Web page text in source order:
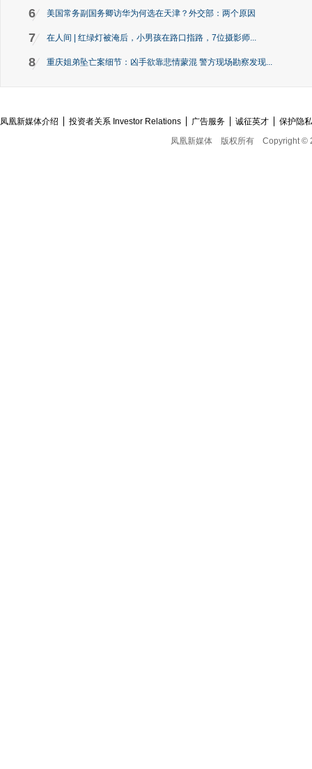
6 美国常务副国务卿访华为何选在天津？外交部：两个原因
7 在人间 | 红绿灯被淹后，小男孩在路口指路，7位摄影师...
8 重庆姐弟坠亡案细节：凶手欲靠悲情蒙混 警方现场勘察发现...
凤凰新媒体介绍 投资者关系 Investor Relations 广告服务 诚征英才
保护隐
凤凰新媒体
版权所有 Copyright ©